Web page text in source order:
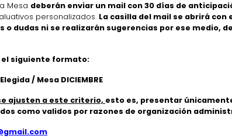
Mesa deberán enviar un mail con 30 días de
personalizados. La casilla del mail se abrirá
o dudas ni se realizarán sugerencias por ese medio,
siguiente formato:
/ Mesa DICIEMBRE
ajusten a este criterio, esto es, presentar
como validos por razones de organización